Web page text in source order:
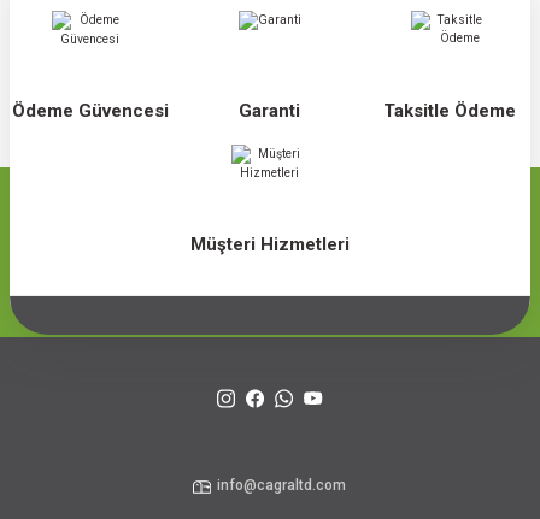
Ödeme Güvencesi Garanti Taksitle Ödeme
Müşteri Hizmetleri
info@cagraltd.com